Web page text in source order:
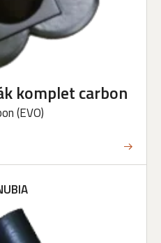
komplet carbon
(EVO)